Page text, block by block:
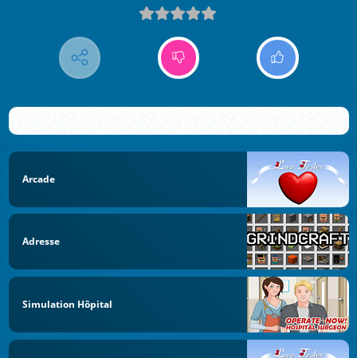
Arcade
Adresse
Simulation Hôpital